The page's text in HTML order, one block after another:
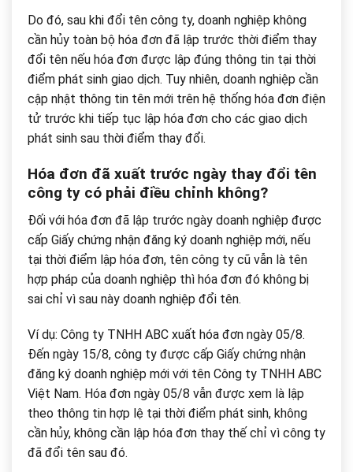
Do đó, sau khi đổi tên công ty, doanh nghiệp không
cần hủy toàn bộ hóa đơn đã lập trước thời điểm thay
đổi tên nếu hóa đơn được lập đúng thông tin tại thời
điểm phát sinh giao dịch. Tuy nhiên, doanh nghiệp cần
cập nhật thông tin tên mới trên hệ thống hóa đơn điện
tử trước khi tiếp tục lập hóa đơn cho các giao dịch
phát sinh sau thời điểm thay đổi.
Hóa đơn đã xuất trước ngày thay đổi tên
công ty có phải điều chỉnh không?
Đối với hóa đơn đã lập trước ngày doanh nghiệp được
cấp Giấy chứng nhận đăng ký doanh nghiệp mới, nếu
tại thời điểm lập hóa đơn, tên công ty cũ vẫn là tên
hợp pháp của doanh nghiệp thì hóa đơn đó không bị
sai chỉ vì sau này doanh nghiệp đổi tên.
Ví dụ: Công ty TNHH ABC xuất hóa đơn ngày 05/8.
Đến ngày 15/8, công ty được cấp Giấy chứng nhận
đăng ký doanh nghiệp mới với tên Công ty TNHH ABC
Việt Nam. Hóa đơn ngày 05/8 vẫn được xem là lập
theo thông tin hợp lệ tại thời điểm phát sinh, không
cần hủy, không cần lập hóa đơn thay thế chỉ vì công ty
đã đổi tên sau đó.